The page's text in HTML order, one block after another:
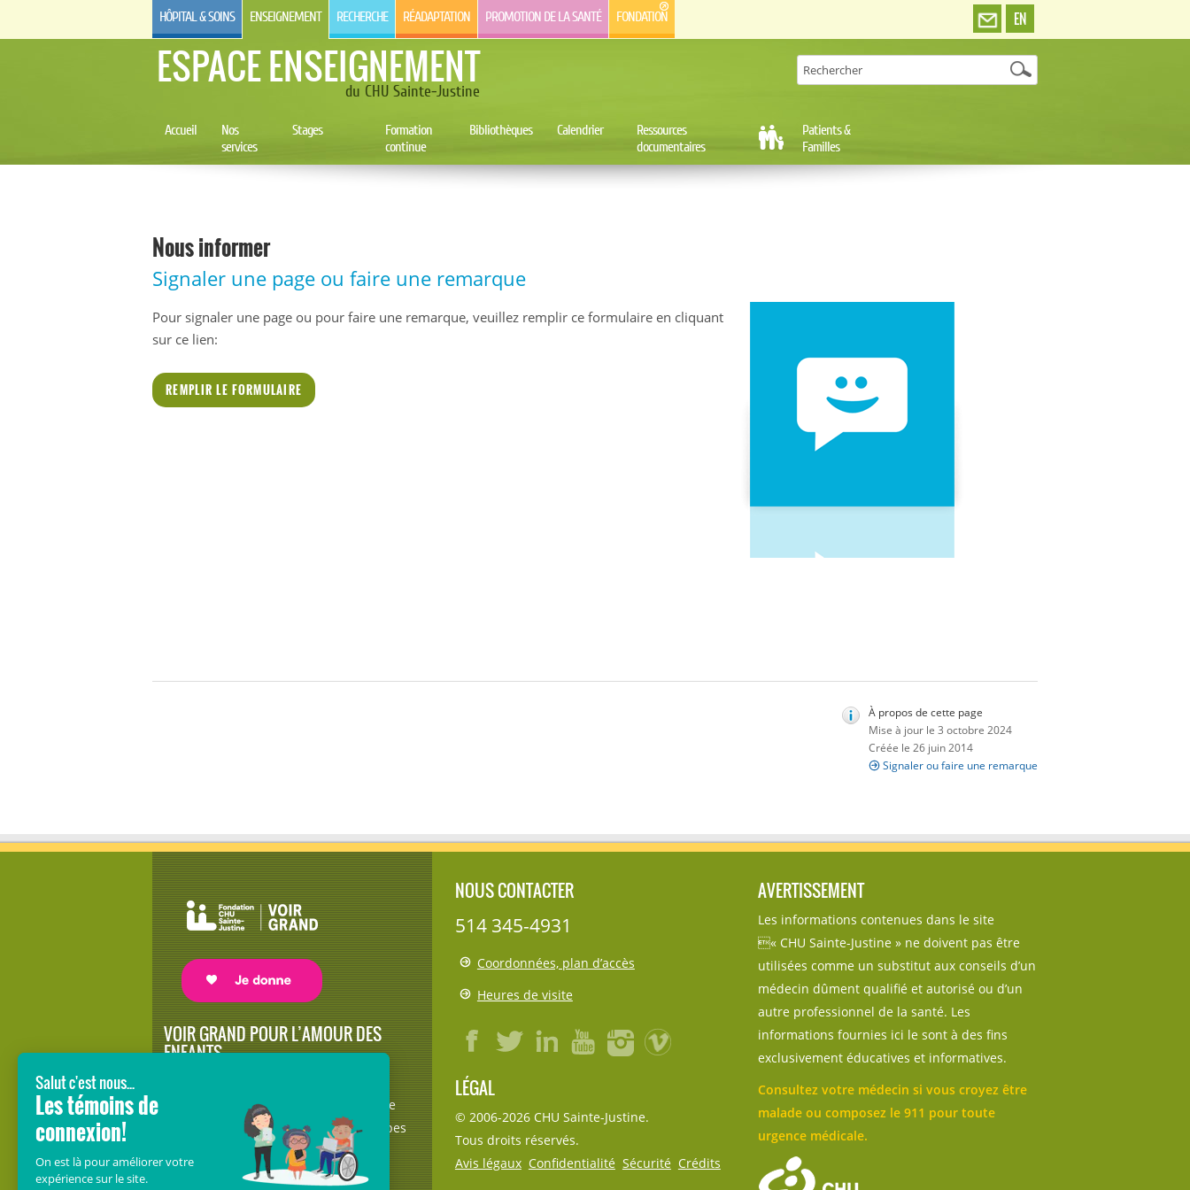
EN
HÔPITAL & SOINS ENSEIGNEMENT RECHERCHE RÉADAPTATION PROMOTION DE LA SANTÉ FONDATION
ESPACE ENSEIGNEMENT
du CHU Sainte-Justine
Accueil
Nos
services
Stages
Formation
continue
Bibliothèques Calendrier
Ressources
documentaires
Patients &
Familles
Nous informer
Signaler une page ou faire une remarque
Pour signaler une page ou pour faire une remarque, veuillez remplir ce formulaire en cliquant
sur ce lien:
REMPLIR LE FORMULAIRE
À propos de cette page
Mise à jour le 3 octobre 2024
Créée le 26 juin 2014
Signaler ou faire une remarque
VOIR GRAND POUR L’AMOUR DES
ENFANTS
vous au cœur de la campagne majeure
Voir Grand, nous conduisons les équipes
soignantes vers les opportunités de la
science et des nouvelles technologies
NOUS CONTACTER
514 345-4931
Coordonnées, plan d’accès
Heures de visite
LÉGAL
© 2006-2026CHU Sainte-Justine.
Tous droits réservés.
Avis légaux Confidentialité Sécurité Crédits
AVERTISSEMENT
Les informations contenues dans le site
« CHU Sainte-Justine » ne doivent pas être
utilisées comme un substitut aux conseils d’un
médecin dûment qualifié et autorisé ou d’un
autre professionnel de la santé. Les
informations fournies ici le sont à des fins
exclusivement éducatives et informatives.
Consultez votre médecin si vous croyez être
malade ou composez le 911 pour toute
urgence médicale.